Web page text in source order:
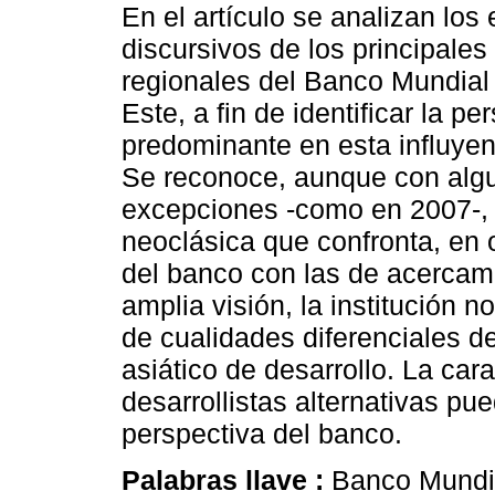
En el artículo se analizan los
discursivos de los principales
regionales del Banco
Este, a fin de identificar la
predominante en esta
Se reconoce, aunque con
excepciones -como en
neoclásica que confronta,
del banco con las de
amplia visión, la institución
de cualidades diferenciales
asiático de desarrollo. La
desarrollistas alternativas
perspectiva del banco.
Palabras llave : Banco